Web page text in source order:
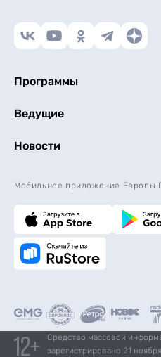
Программы
Ведущие
Новости
Мобильное приложение Европы
Средство массовой
зарегистрировано 21